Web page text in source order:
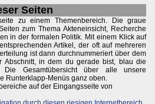
Seiten
zu einem Themenbereich. Die graue
zum Thema Akteneinsicht, Recherche
in der formalen Politik. Mit einem Klick auf
Artikel, der oft auf mehreren
ist dann durchnummeriert über dem
Abschnitt, in dem du gerade bist, blau die
Die Gesamtübersicht über alle unsere
Runterklapp-Menüs ganz oben.
auf der Eingangsseite von